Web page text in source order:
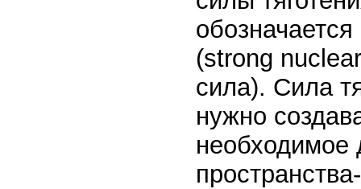
(strong
сила). Сила
нужно
необходимое